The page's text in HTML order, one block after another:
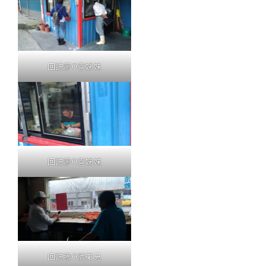
回訪廖O喜姊妹
回訪廖O喜姊妹
回訪張O清弟兄